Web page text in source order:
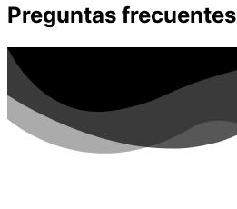
Preguntas frecuentes